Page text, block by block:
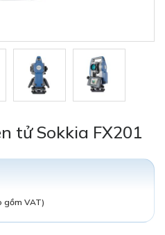
tử Sokkia FX201
gồm VAT)